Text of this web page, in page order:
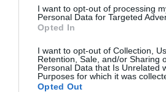
I want to opt-out of processing
Personal Data for Targeted
Opted In
I want to opt-out of Collection,
Retention, Sale, and/or Sharing
Personal Data that Is Unrelated
Purposes for which it was
Opted Out